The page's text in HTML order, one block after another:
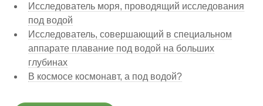
Исследователь моря, проводящий исследования
под водой
Исследователь, совершающий в специальном
аппарате плавание под водой на больших
глубинах
В космосе космонавт, а под водой?